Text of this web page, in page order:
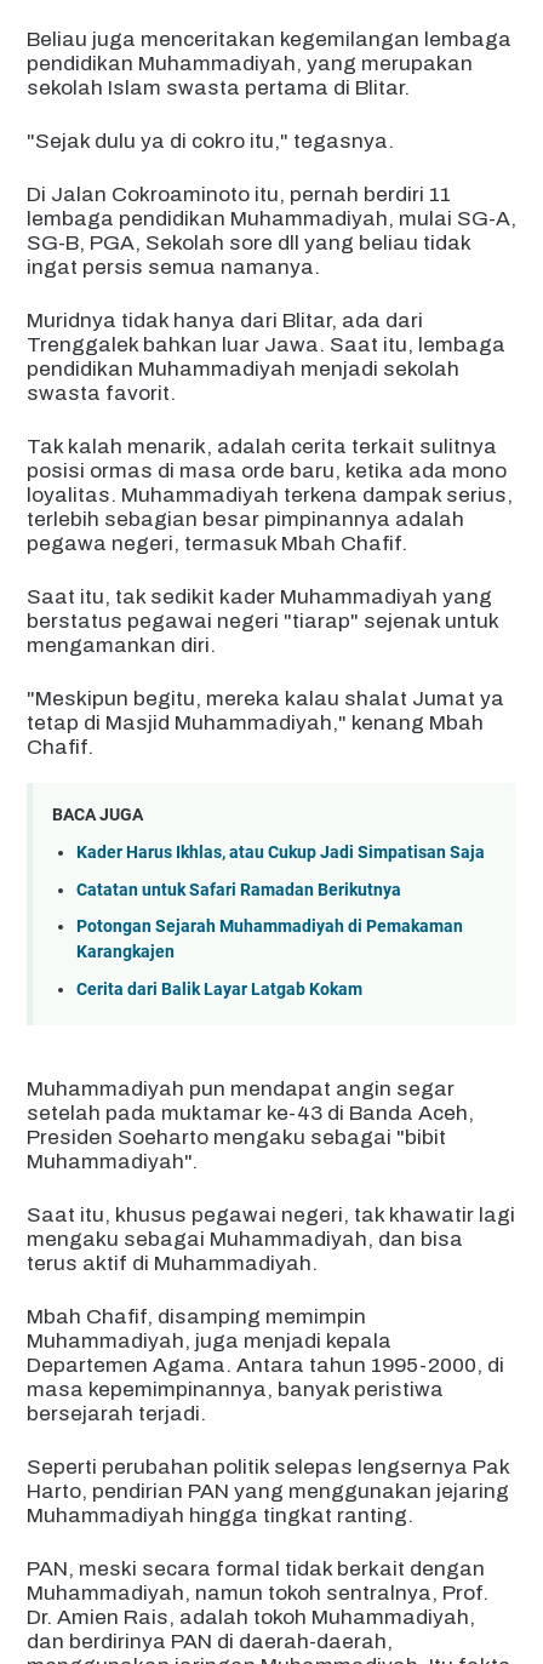
Beliau juga menceritakan kegemilangan lembaga
pendidikan Muhammadiyah, yang merupakan
sekolah Islam swasta pertama di Blitar.
"Sejak dulu ya di cokro itu," tegasnya.
Di Jalan Cokroaminoto itu, pernah berdiri 11
lembaga pendidikan Muhammadiyah, mulai SG-A,
SG-B, PGA, Sekolah sore dll yang beliau tidak
ingat persis semua namanya.
Muridnya tidak hanya dari Blitar, ada dari
Trenggalek bahkan luar Jawa. Saat itu, lembaga
pendidikan Muhammadiyah menjadi sekolah
swasta favorit.
Tak kalah menarik, adalah cerita terkait sulitnya
posisi ormas di masa orde baru, ketika ada mono
loyalitas. Muhammadiyah terkena dampak serius,
terlebih sebagian besar pimpinannya adalah
pegawa negeri, termasuk Mbah Chafif.
Saat itu, tak sedikit kader Muhammadiyah yang
berstatus pegawai negeri "tiarap" sejenak untuk
mengamankan diri.
"Meskipun begitu, mereka kalau shalat Jumat ya
tetap di Masjid Muhammadiyah," kenang Mbah
Chafif.
BACA JUGA
Kader Harus Ikhlas, atau Cukup Jadi Simpatisan Saja
Catatan untuk Safari Ramadan Berikutnya
Potongan Sejarah Muhammadiyah di Pemakaman
Karangkajen
Cerita dari Balik Layar Latgab Kokam
Muhammadiyah pun mendapat angin segar
setelah pada muktamar ke-43 di Banda Aceh,
Presiden Soeharto mengaku sebagai "bibit
Muhammadiyah".
Saat itu, khusus pegawai negeri, tak khawatir lagi
mengaku sebagai Muhammadiyah, dan bisa
terus aktif di Muhammadiyah.
Mbah Chafif, disamping memimpin
Muhammadiyah, juga menjadi kepala
Departemen Agama. Antara tahun 1995-2000, di
masa kepemimpinannya, banyak peristiwa
bersejarah terjadi.
Seperti perubahan politik selepas lengsernya Pak
Harto, pendirian PAN yang menggunakan jejaring
Muhammadiyah hingga tingkat ranting.
PAN, meski secara formal tidak berkait dengan
Muhammadiyah, namun tokoh sentralnya, Prof.
Dr. Amien Rais, adalah tokoh Muhammadiyah,
dan berdirinya PAN di daerah-daerah,